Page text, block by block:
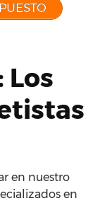
Los
en nuestro
en